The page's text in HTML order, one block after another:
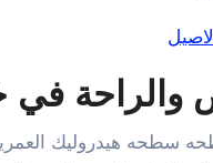
والراحة
سطحه هيدروليك